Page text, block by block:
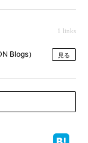
1 links
Blogs） 見る